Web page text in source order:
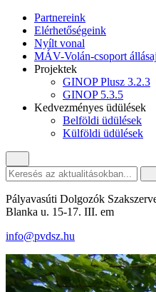
Partnereink
Elérhetőségeink
Nyílt vonal
MÁV-Volán-csoport
Projektek
GINOP Plusz 3.2.3
GINOP 5.3.5
Kedvezményes üdülések
Belföldi üdülések
Külföldi üdülések
Pályavasúti Dolgozók
Blanka u. 15-17. III. em
info@pvdsz.hu